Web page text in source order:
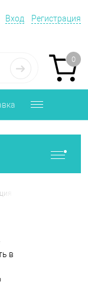
Вход Регистрация
0
в